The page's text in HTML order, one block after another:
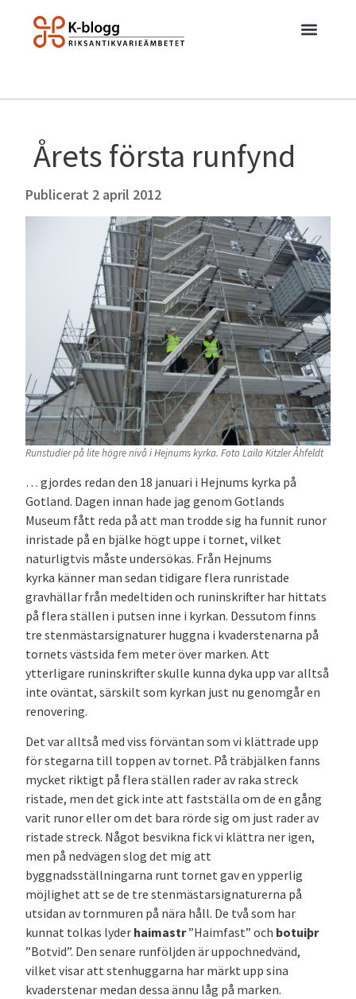
Årets första runfynd
Publicerat 2 april 2012
Runstudier på lite högre nivå i Hejnums kyrka. Foto Laila Kitzler Åhfeldt
… gjordes redan den 18 januari i Hejnums kyrka på
Gotland. Dagen innan hade jag genom Gotlands
Museum fått reda på att man trodde sig ha funnit runor
inristade på en bjälke högt uppe i tornet, vilket
naturligtvis måste undersökas. Från Hejnums
kyrka känner man sedan tidigare flera runristade
gravhällar från medeltiden och runinskrifter har hittats
på flera ställen i putsen inne i kyrkan. Dessutom finns
tre stenmästarsignaturer huggna i kvaderstenarna på
tornets västsida fem meter över marken. Att
ytterligare runinskrifter skulle kunna dyka upp var alltså
inte oväntat, särskilt som kyrkan just nu genomgår en
renovering.
Det var alltså med viss förväntan som vi klättrade upp
för stegarna till toppen av tornet. På träbjälken fanns
mycket riktigt på flera ställen rader av raka streck
ristade, men det gick inte att fastställa om de en gång
varit runor eller om det bara rörde sig om just rader av
ristade streck. Något besvikna fick vi klättra ner igen,
men på nedvägen slog det mig att
byggnadsställningarna runt tornet gav en ypperlig
möjlighet att se de tre stenmästarsignaturerna på
utsidan av tornmuren på nära håll. De två som har
kunnat tolkas lyder haimastr”Haimfast” och botuiþr
”Botvid”. Den senare runföljden är uppochnedvänd,
vilket visar att stenhuggarna har märkt upp sina
kvaderstenar medan dessa ännu låg på marken.